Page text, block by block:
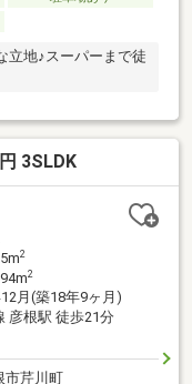
立地♪スーパーまで徒
3SLDK
2
2
月(築18年9ヶ月)
彦根駅 徒歩21分
市芹川町